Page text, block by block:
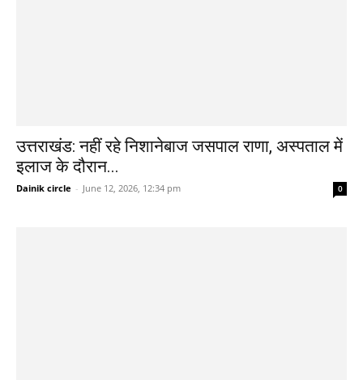
उत्तराखंड: नहीं रहे निशानेबाज जसपाल राणा, अस्पताल में
इलाज के दौरान...
Dainik circle - June 12, 2026, 12:34 pm 0